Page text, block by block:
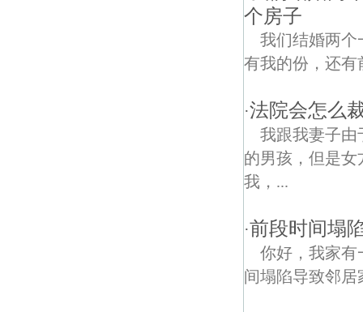
个房子
我们结婚两个
有我的份，还有
·法院会怎么
我跟我妻子由
的男孩，但是
我，...
·前段时间塌
你好，我家有
间塌陷导致邻